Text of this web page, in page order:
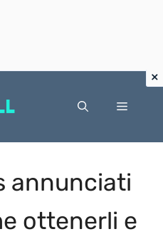
Menu
annunciati
ottenerli e